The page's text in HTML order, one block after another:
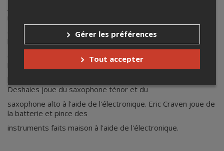
À la croisée du free jazz, du drone, du post-rock et de la
crée une musique instrumentale saturée qui met en valeur
les expériences musicales
collectives de chacun de ses membres. Eric Quach joue de la
basse à 8 cordes à travers
Deshaies joue du saxophone ténor et du
saxophone alto à l'aide de l'électronique. Eric Craven joue de
la batterie et pince des
instruments faits maison à l'aide de l'électronique.
Gérer les préférences
Tout accepter